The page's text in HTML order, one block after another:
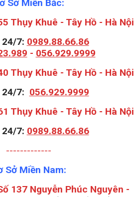
Sở Miền Bắc:
Thụy Khuê - Tây Hồ - Hà Nội
7: 0989.88.66.86
- 056.929.9999
Thụy Khuê - Tây Hồ - Hà Nội
7: 056.929.9999
Thụy Khuê - Tây Hồ - Hà Nội
7: 0989.88.66.86
-------------
Sở Miền Nam:
137 Nguyễn Phúc Nguyên -